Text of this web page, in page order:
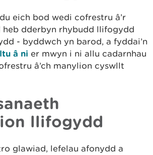
eich bod wedi cofrestru â’r
heb dderbyn rhybudd llifogydd
- byddwch yn barod, a fyddai’n
â ni er mwyn i ni allu cadarnhau
â’ch manylion cyswllt
llifogydd
glawiad, lefelau afonydd a